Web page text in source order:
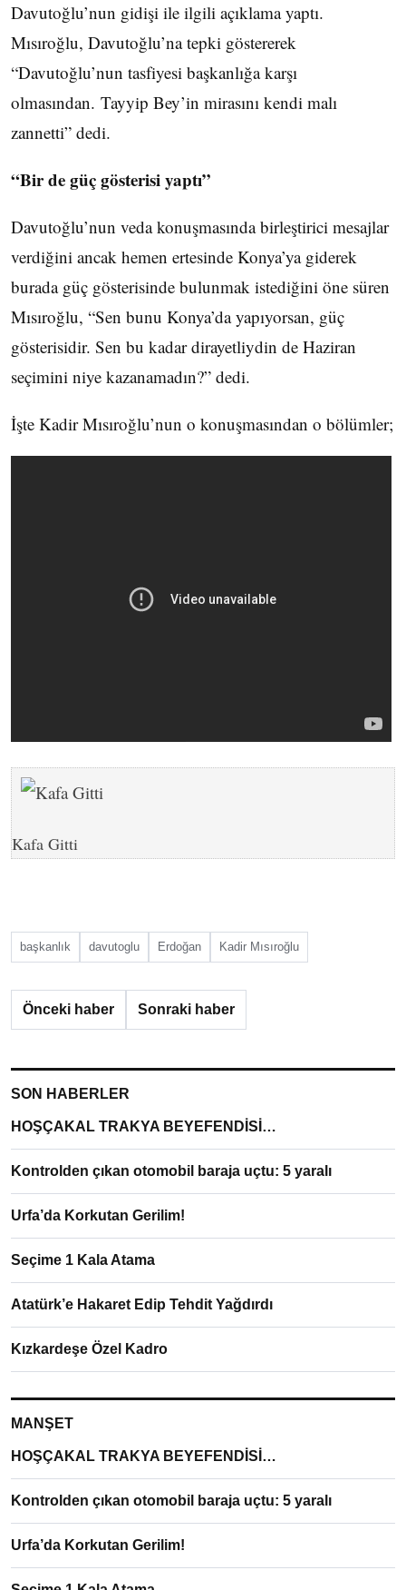
Davutoğlu’nun gidişi ile ilgili açıklama yaptı.
Mısıroğlu, Davutoğlu’na tepki göstererek
“Davutoğlu’nun tasfiyesi başkanlığa karşı
olmasından. Tayyip Bey’in mirasını kendi malı
zannetti” dedi.
“Bir de güç gösterisi yaptı”
Davutoğlu’nun veda konuşmasında birleştirici mesajlar
verdiğini ancak hemen ertesinde Konya’ya giderek
burada güç gösterisinde bulunmak istediğini öne süren
Mısıroğlu, “Sen bunu Konya’da yapıyorsan, güç
gösterisidir. Sen bu kadar dirayetliydin de Haziran
seçimini niye kazanamadın?” dedi.
İşte Kadir Mısıroğlu’nun o konuşmasından o bölümler;
Kafa Gitti
başkanlık davutoglu Erdoğan Kadir Mısıroğlu
Önceki haber Sonraki haber
SON HABERLER
HOŞÇAKAL TRAKYA BEYEFENDİSİ…
Kontrolden çıkan otomobil baraja uçtu: 5 yaralı
Urfa’da Korkutan Gerilim!
Seçime 1 Kala Atama
Atatürk’e Hakaret Edip Tehdit Yağdırdı
Kızkardeşe Özel Kadro
MANŞET
HOŞÇAKAL TRAKYA BEYEFENDİSİ…
Kontrolden çıkan otomobil baraja uçtu: 5 yaralı
Urfa’da Korkutan Gerilim!